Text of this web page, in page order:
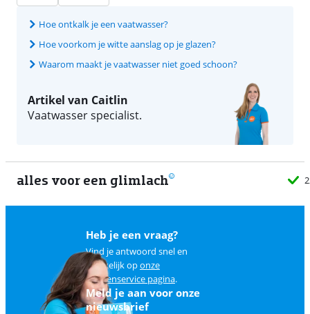
Hoe ontkalk je een vaatwasser?
Hoe voorkom je witte aanslag op je glazen?
Waarom maakt je vaatwasser niet goed schoon?
Artikel van Caitlin
Vaatwasser specialist.
alles voor een glimlach
Heb je een vraag?
Vind je antwoord snel en
makkelijk oponze
klantenservice pagina.
Meld je aan voor onze
nieuwsbrief